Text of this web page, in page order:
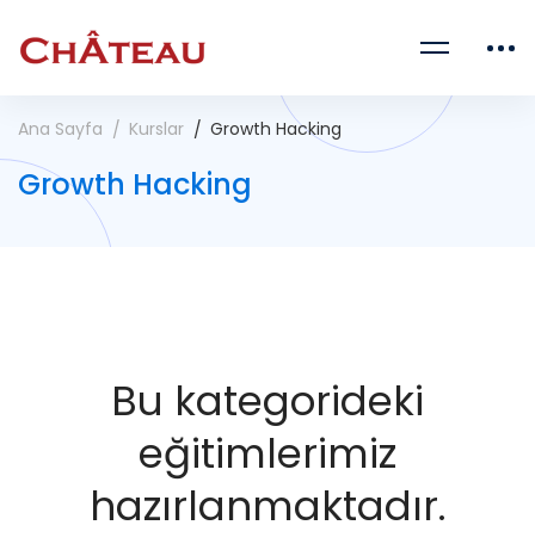
Ana Sayfa Kurslar Growth Hacking
Growth Hacking
Bu kategorideki
eğitimlerimiz
hazırlanmaktadır.